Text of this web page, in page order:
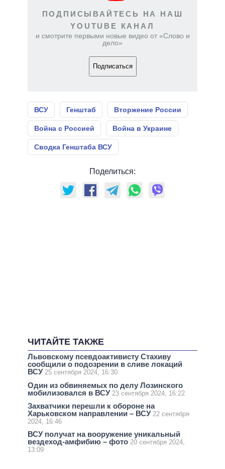
ПОДПИСЫВАЙТЕСЬ НА НАШ
YOUTUBE КАНАЛ
и смотрите первыми новые видео от «Слово и
дело»
Подписаться
ВСУ Генштаб Вторжение России
Война с Россией Война в Украине
Сводка Генштаба ВСУ
Поделиться:
ЧИТАЙТЕ ТАКЖЕ
Львовскому псевдоактивисту Стахиву
сообщили о подозрении в сливе локаций
ВСУ 25 сентября 2024, 16:30
Один из обвиняемых по делу Лозинского
мобилизовался в ВСУ 23 сентября 2024, 16:22
Захватчики перешли к обороне на
Харьковском направлении – ВСУ 22 сентября
2024, 16:46
ВСУ получат на вооружение уникальный
вездеход-амфибию – фото 20 сентября 2024,
13:09